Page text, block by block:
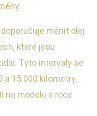
měnit olej
které jsou
Tyto intervaly se
a 15 000 kilometry,
na modelu a roce